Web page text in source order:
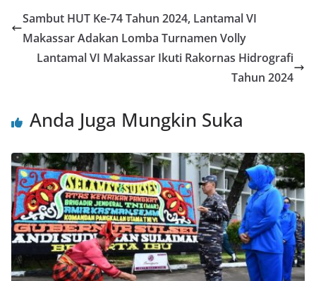
Sambut HUT Ke-74 Tahun 2024, Lantamal VI
Makassar Adakan Lomba Turnamen Volly
Lantamal VI Makassar Ikuti Rakornas Hidrografi
Tahun 2024
Anda Juga Mungkin Suka